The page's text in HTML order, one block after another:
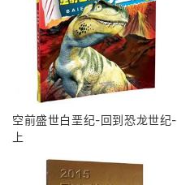
空前盛世白垩纪-回到恐龙世纪-
上